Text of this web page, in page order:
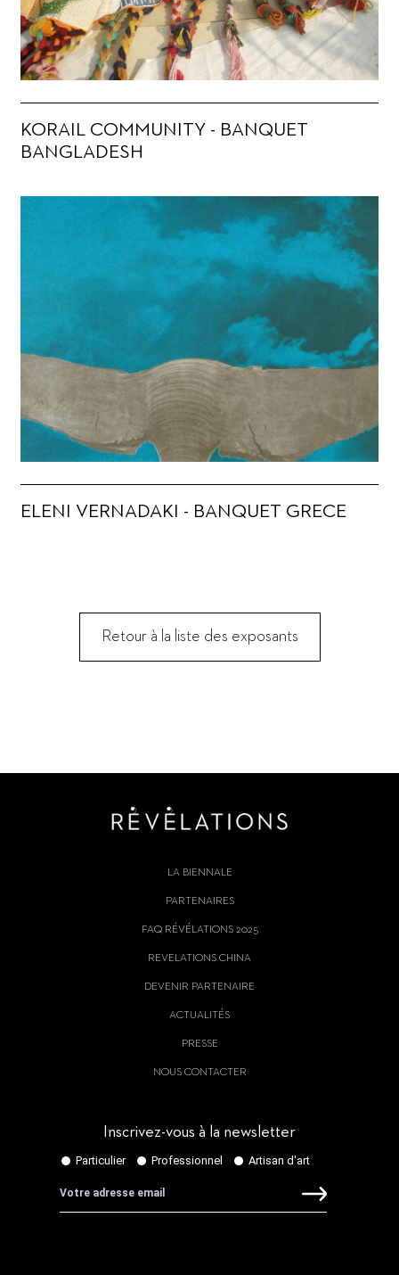
KORAIL COMMUNITY - BANQUET
BANGLADESH
ELENI VERNADAKI - BANQUET GRECE
Retour à la liste des exposants
LA BIENNALE
PARTENAIRES
FAQ RÉVÉLATIONS 2025
REVELATIONS CHINA
DEVENIR PARTENAIRE
ACTUALITÉS
PRESSE
NOUS CONTACTER
Inscrivez-vous à la newsletter